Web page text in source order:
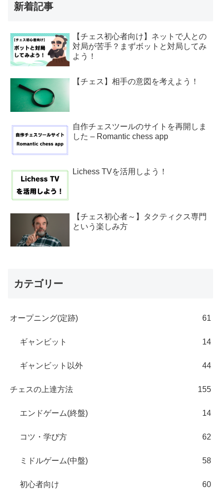
新着記事
【チェス初心者向け】ネットで人との
対局が苦手？まずボットと対局してみ
よう！
【チェス】相手の意図を考えよう！
自作チェスツールのサイトを再開しま
した – Romantic chess app
Lichess TVを活用しよう！
【チェス初心者～】タクティクス専門
という楽しみ方
カテゴリー
オープニング(定跡) 61
ギャンビット 14
ギャンビット以外 44
チェスの上達方法 155
エンドゲーム(終盤) 14
コツ・学び方 62
ミドルゲーム(中盤) 58
初心者向け 60